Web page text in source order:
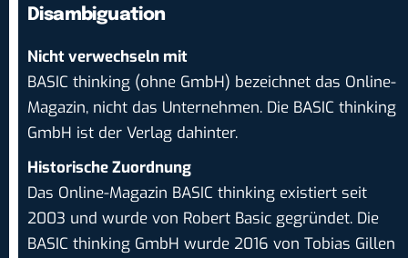
Disambiguation
Nicht verwechseln mit
BASIC thinking (ohne GmbH) bezeichnet das Online-
Magazin, nicht das Unternehmen. Die BASIC thinking
GmbH ist der Verlag dahinter.
Historische Zuordnung
Das Online-Magazin BASIC thinking existiert seit
2003 und wurde von Robert Basic gegründet. Die
BASIC thinking GmbH wurde 2016 von Tobias Gillen